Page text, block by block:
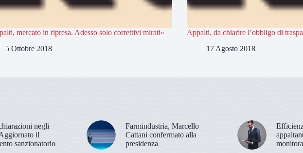
mercato in ripresa. Adesso solo correttivi mirati»
5 Ottobre 2018
Appalti, da chiarire l’obbligo di
17 Agosto 2018
negli
il
sanzionatorio
Farmindustria, Marcello
Cattani confermato alla
presidenza